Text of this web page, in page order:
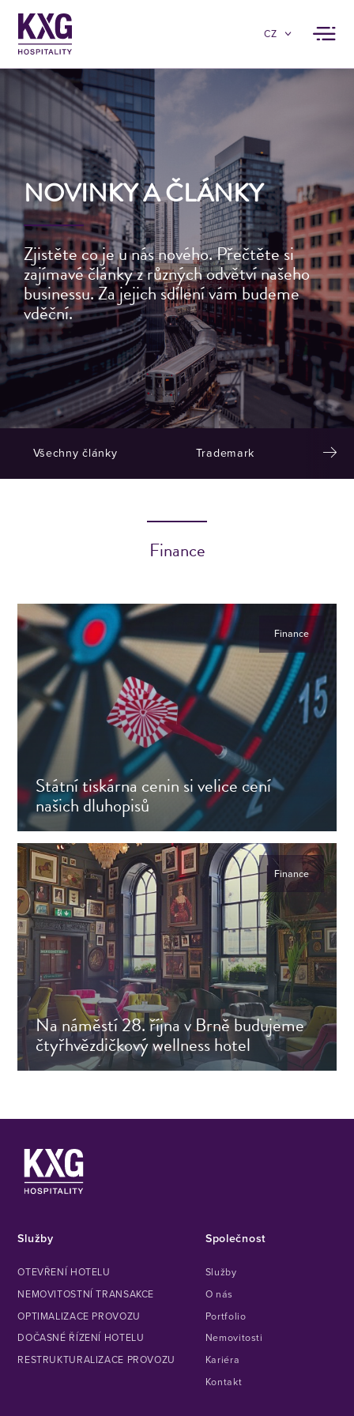
CZ
NOVINKY A ČLÁNKY
Zjistěte co je u nás nového. Přečtěte si
zajímavé články z různých odvětví našeho
businessu. Za jejich sdílení vám budeme
vděční.
Všechny články Trademark
Finance
Státní tiskárna cenin si velice cení
našich dluhopisů
Přečtěte si článek
Finance
Na náměstí 28. října v Brně budujeme
čtyřhvězdičkový wellness hotel
Finance
Služby
OTEVŘENÍ HOTELU
NEMOVITOSTNÍ TRANSAKCE
OPTIMALIZACE PROVOZU
DOČASNÉ ŘÍZENÍ HOTELU
RESTRUKTURALIZACE PROVOZU
Společnost
Služby
O nás
Portfolio
Nemovitosti
Kariéra
Kontakt